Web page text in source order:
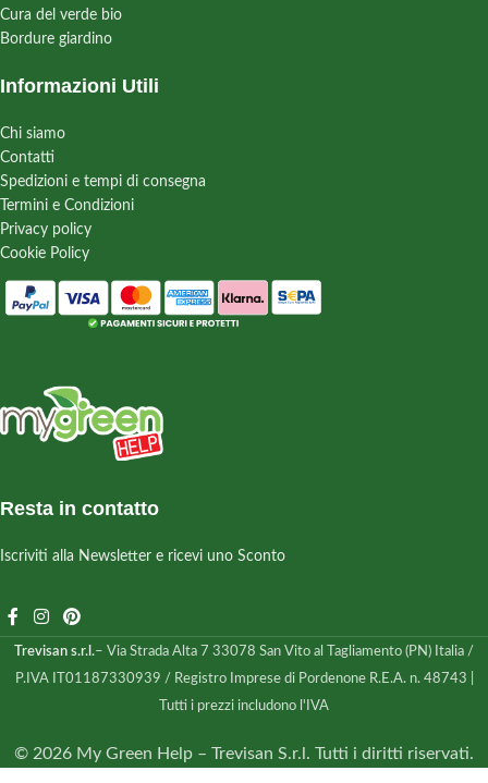
Cura del verde bio
Bordure giardino
Informazioni Utili
Chi siamo
Contatti
Spedizioni e tempi di consegna
Termini e Condizioni
Privacy policy
Cookie Policy
Resta in contatto
Iscriviti alla Newsletter e ricevi uno Sconto
Trevisan s.r.l.– Via Strada Alta 7 33078 San Vito al Tagliamento (PN) Italia /
P.IVA IT01187330939 / Registro Imprese di Pordenone R.E.A. n. 48743 |
Tutti i prezzi includono l'IVA
© 2026 My Green Help – Trevisan S.r.l. Tutti i diritti riservati.